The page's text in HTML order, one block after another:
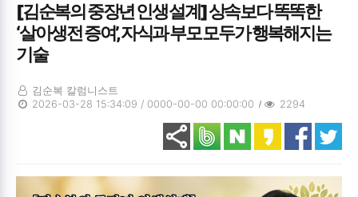
[김순복의 중장년 인생 설계] 상속보다 똑똑한
‘살아생전 증여’, 자식과 부모 모두가 행복해지는
기술
김순복 칼럼니스트
2026-03-28 15:34:09 / 0000-00-00 00:00:00
2294